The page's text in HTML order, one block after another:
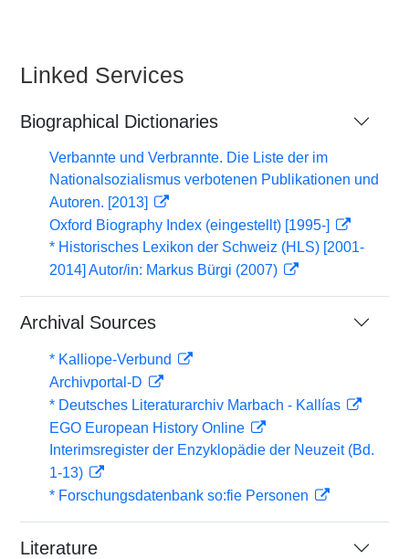
Linked Services
Biographical Dictionaries
Verbannte und Verbrannte. Die Liste der im
Nationalsozialismus verbotenen Publikationen und
Autoren. [2013]
Oxford Biography Index (eingestellt) [1995-]
* Historisches Lexikon der Schweiz (HLS) [2001-
2014] Autor/in: Markus Bürgi (2007)
Archival Sources
* Kalliope-Verbund
Archivportal-D
* Deutsches Literaturarchiv Marbach - Kallías
EGO European History Online
Interimsregister der Enzyklopädie der Neuzeit (Bd.
1-13)
* Forschungsdatenbank so:fie Personen
Literature